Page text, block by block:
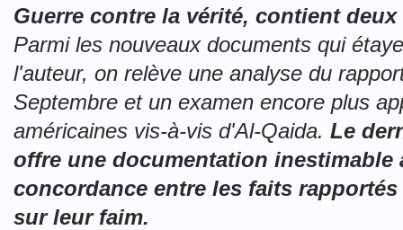
Guerre contre la vérité, contient
Parmi les nouveaux documents qui
l'auteur, on relève une analyse du
Septembre et un examen encore plus
américaines vis-à-vis d'Al-Qaida. Le
offre une documentation inestimable
concordance entre les faits
sur leur faim.